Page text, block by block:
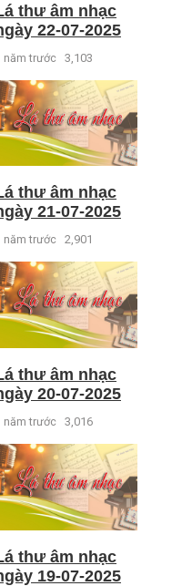
thư âm nhạc
22-07-2025
năm trước 3,103
thư âm nhạc
21-07-2025
năm trước 2,901
thư âm nhạc
20-07-2025
năm trước 3,016
thư âm nhạc
19-07-2025